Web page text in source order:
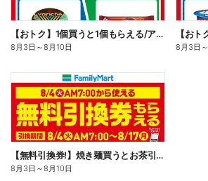
【おトク】1個買うと1個もらえる/アイス
8月3日 ～8月10日 8月3日 ～
【無料引換券!】焼き麺買うとお茶引換券貰える!
8月3日 ～8月10日